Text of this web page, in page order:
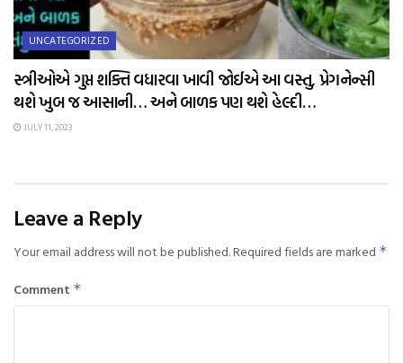
UNCATEGORIZED
સ્ત્રીઓએ ગુપ્ત શક્તિ વધારવા ખાવી જોઈએ આ વસ્તુ, પ્રેગનેન્સી
થશે ખુબ જ આસાની… અને બાળક પણ થશે હેલ્દી…
JULY 11, 2023
Leave a Reply
Your email address will not be published.Required fields are marked *
Comment *